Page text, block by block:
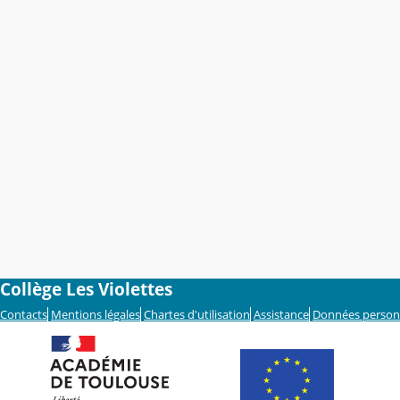
Collège Les Violettes
Contacts Mentions légales Chartes d'utilisation Assistance Données